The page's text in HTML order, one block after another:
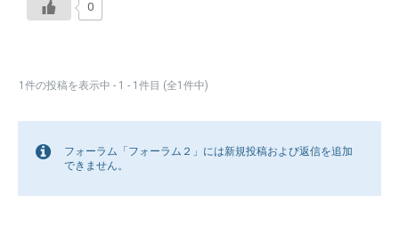
0
1件の投稿を表示中 - 1 - 1件目 (全1件中)
フォーラム「フォーラム２」には新規投稿および返信を追加
できません。